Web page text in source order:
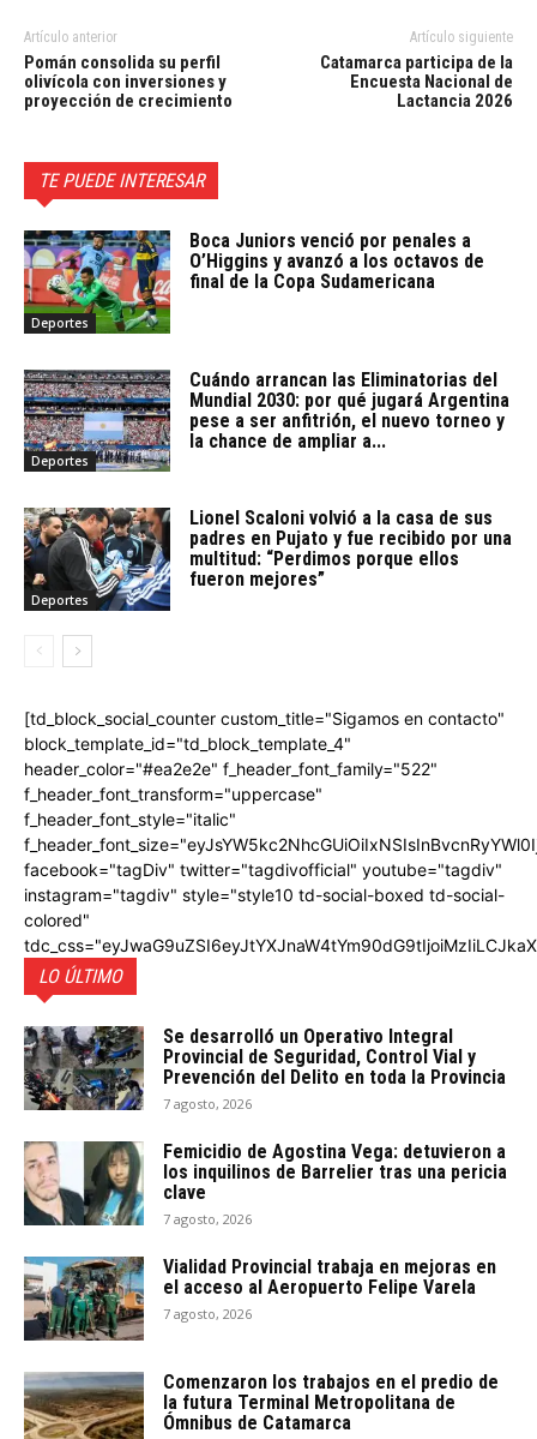
Artículo anterior
Pomán consolida su perfil
olivícola con inversiones y
proyección de crecimiento
Artículo siguiente
Catamarca participa de la
Encuesta Nacional de
Lactancia 2026
TE PUEDE INTERESAR
Deportes
Boca Juniors venció por penales a
O’Higgins y avanzó a los octavos de
final de la Copa Sudamericana
Deportes
Cuándo arrancan las Eliminatorias del
Mundial 2030: por qué jugará Argentina
pese a ser anfitrión, el nuevo torneo y
la chance de ampliar a...
Deportes
Lionel Scaloni volvió a la casa de sus
padres en Pujato y fue recibido por una
multitud: “Perdimos porque ellos
fueron mejores”
[td_block_social_counter custom_title="Sigamos en contacto"
block_template_id="td_block_template_4"
header_color="#ea2e2e" f_header_font_family="522"
f_header_font_transform="uppercase"
f_header_font_style="italic"
facebook="tagDiv" twitter="tagdivofficial" youtube="tagdiv"
instagram="tagdiv" style="style10 td-social-boxed td-social-
colored"
LO ÚLTIMO
Se desarrolló un Operativo Integral
Provincial de Seguridad, Control Vial y
Prevención del Delito en toda la Provincia
7 agosto, 2026
Femicidio de Agostina Vega: detuvieron a
los inquilinos de Barrelier tras una pericia
clave
7 agosto, 2026
Vialidad Provincial trabaja en mejoras en
el acceso al Aeropuerto Felipe Varela
7 agosto, 2026
Comenzaron los trabajos en el predio de
la futura Terminal Metropolitana de
Ómnibus de Catamarca